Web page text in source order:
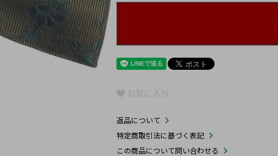
お気に入り
返品について
特定商取引法に基づく表記
この商品について問い合わせる